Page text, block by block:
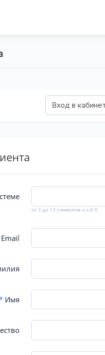
от 3 до 13 символов a-z,0-9
Имя